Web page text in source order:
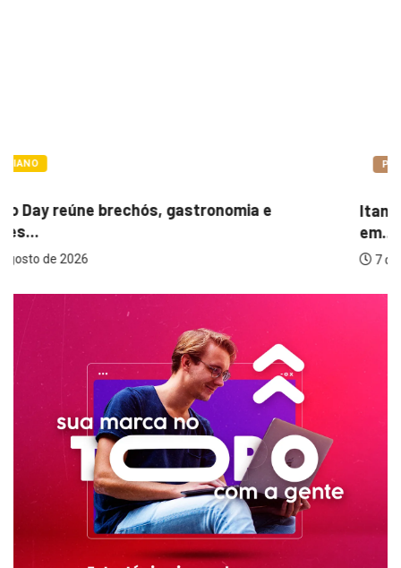
Itamar cobra prazo para melhorias estruturais
7 de agosto de 2026